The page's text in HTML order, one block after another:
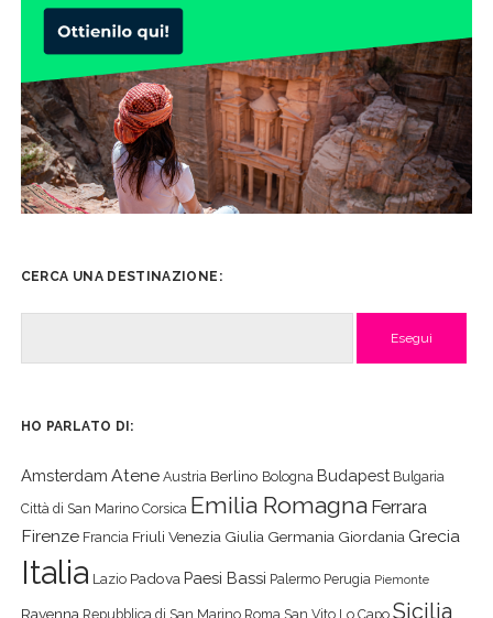
CERCA UNA DESTINAZIONE:
HO PARLATO DI:
Amsterdam Atene Austria Berlino Bologna Budapest Bulgaria
Città di San Marino Corsica Emilia Romagna Ferrara
Firenze Francia Friuli Venezia Giulia Germania Giordania Grecia
Italia Lazio Padova Paesi Bassi Palermo Perugia Piemonte
Ravenna Repubblica di San Marino Roma San Vito Lo Capo Sicilia